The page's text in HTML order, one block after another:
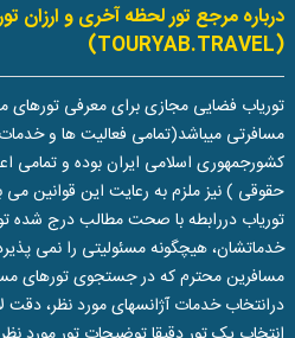
درباره مرجع تور لحظه آخری و ارزان
(TOURYAB.TRAVEL)
توریاب فضایی مجازی برای معرفی تورهای
مسافرتی میباشد(تمامی فعالیت ها و
کشورجمهوری اسلامی ایران بوده و
حقوقی ) نیز ملزم به رعایت این قوانین
توریاب دررابطه با صحت مطالب درج شده
خدماتشان، هیچگونه مسئولیتی را نمی
مسافرین محترم که در جستجوی تورهای
درانتخاب خدمات آژانسهای مورد نظر، دقت